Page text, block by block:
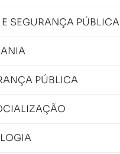
SEGURANÇA PÚBLICA
PÚBLICA